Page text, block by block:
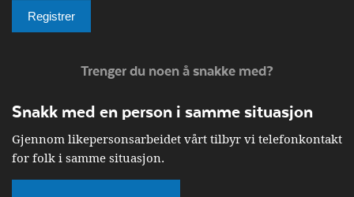
Trenger du noen å snakke med?
Snakk med en person i samme situasjon
Gjennom likepersonsarbeidet vårt tilbyr vi telefonkontakt
for folk i samme situasjon.